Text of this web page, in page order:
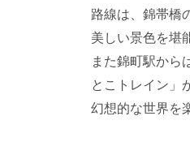
路線は、錦帯橋
美しい景色を堪
また錦町駅から
とこトレイン」
幻想的な世界を